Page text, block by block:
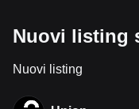
Nuovi listing
Nuovi listing